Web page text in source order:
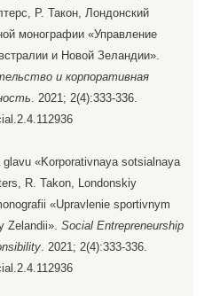
Р. Такон, Лондонский
монографии «Управление
и Новой Зеландии».
и корпоративная
. 2021; 2(4):333-336.
«Korporativnaya sotsialnaya
R. Takon, Londonskiy
«Upravlenie sportivnym
Zelandii». Social Entrepreneurship
. 2021; 2(4):333-336.